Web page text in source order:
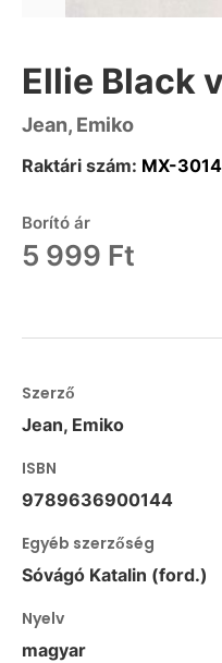
Ellie Black
Jean, Emiko
Raktári szám: MX-3014
Borító ár
5 999 Ft
Szerző
Jean, Emiko
ISBN
9789636900144
Egyéb szerzőség
Sóvágó Katalin (ford.)
Nyelv
magyar